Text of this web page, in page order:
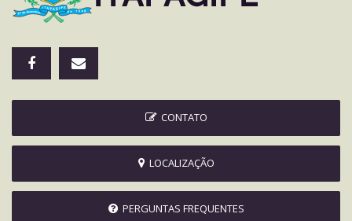
CONTATO
LOCALIZAÇÃO
PERGUNTAS FREQUENTES